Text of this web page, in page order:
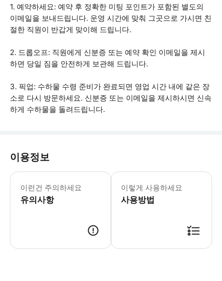
1. 예약하세요: 예약 후 정확한 미팅 포인트가 포함된 별도의
이메일을 보내드립니다. 운영 시간에 맞춰 그곳으로 가시면 친
절한 직원이 반갑게 맞이해 드립니다.
2. 드롭오프: 직원에게 신분증 또는 예약 확인 이메일을 제시
하면 당일 짐을 안전하게 보관해 드립니다.
3. 픽업: 수하물 수령 준비가 완료되면 영업 시간 내에 같은 장
소로 다시 방문하세요. 신분증 또는 이메일을 제시하시면 신속
하게 수하물을 돌려드립니다.
이용정보
이런건 주의하세요
유의사항
*(!) 중요: 드롭 위치에서 예약 코드가
이렇게 사용하세요
사용방법